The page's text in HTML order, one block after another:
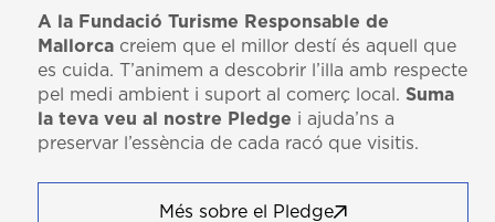
A la Fundació Turisme Responsable de
Mallorca creiem que el millor destí és aquell que
es cuida. T’animem a descobrir l’illa amb respecte
pel medi ambient i suport al comerç local. Suma
la teva veu al nostre Pledge i ajuda’ns a
preservar l’essència de cada racó que visitis.
Més sobre el Pledge